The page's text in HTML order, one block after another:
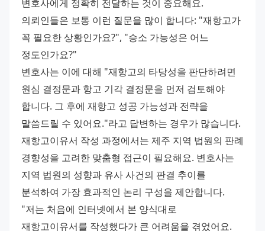
변호사에게 정확히 전달하는 것이 중요해요.
의뢰인들은 보통 이런 질문을 많이 합니다: "재항고가
꼭 필요한 상황인가요?", "승소 가능성은 어느
정도인가요?"
변호사는 이에 대해 "재항고의 타당성을 판단하려면
원심 결정문과 항고 기각 결정문을 먼저 검토해야
합니다. 그 후에 재항고 성공 가능성과 전략을
말씀드릴 수 있어요."라고 답변하는 경우가 많습니다.
재항고이유서 작성 과정에서는 제주 지역 법원의 판례
경향성을 고려한 맞춤형 접근이 필요해요. 변호사는
지역 법원의 성향과 유사 사건의 판결 추이를
분석하여 가장 효과적인 논리 구성을 제안합니다.
"저는 처음에 인터넷에서 본 양식대로